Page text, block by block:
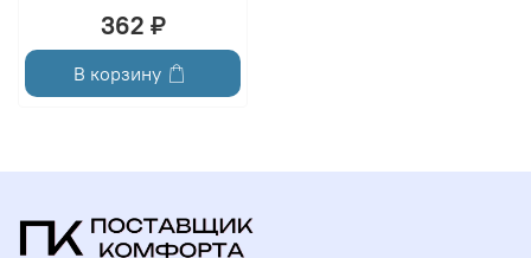
362 ₽
В корзину